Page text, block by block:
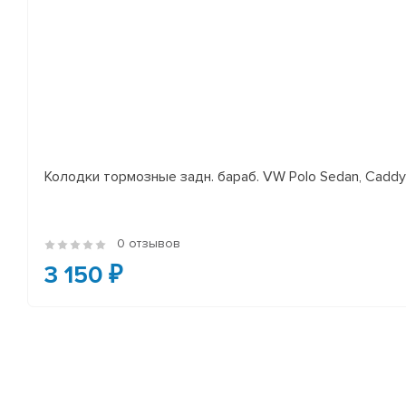
Колодки тормозные задн. бараб. VW Polo Sedan, Caddy
0 отзывов
3 150 ₽